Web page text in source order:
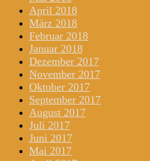
April 2018
März 2018
Februar 2018
Januar 2018
Dezember 2017
November 2017
Oktober 2017
September 2017
August 2017
Juli 2017
Juni 2017
Mai 2017